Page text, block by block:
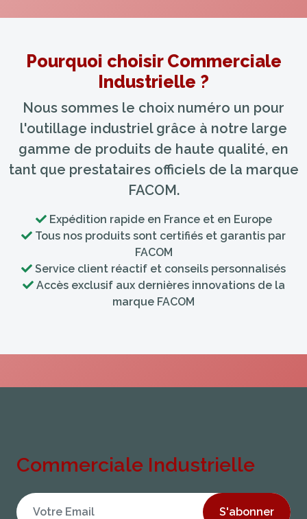
Pourquoi choisir Commerciale
Industrielle ?
Nous sommes le choix numéro un pour
l'outillage industriel grâce à notre large
gamme de produits de haute qualité, en
tant que prestataires officiels de la marque
FACOM.
Expédition rapide en France et en Europe
Tous nos produits sont certifiés et garantis par
FACOM
Service client réactif et conseils personnalisés
Accès exclusif aux dernières innovations de la
marque FACOM
Commerciale Industrielle
S'abonner